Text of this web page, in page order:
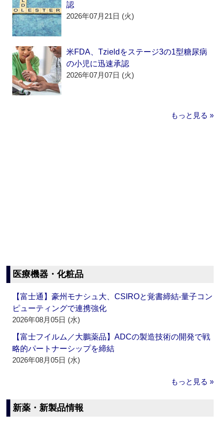
認
2026年07月21日 (火)
米FDA、Tzieldをステージ3の1型糖尿病
の小児に迅速承認
2026年07月07日 (火)
もっと見る »
医療機器・化粧品
【富士通】豪州モナシュ大、CSIROと覚書締結‐量子コン
ピューティングで連携強化
2026年08月05日 (水)
【富士フイルム／大鵬薬品】ADCの製造技術の開発で戦
略的パートナーシップを締結
2026年08月05日 (水)
もっと見る »
新薬・新製品情報